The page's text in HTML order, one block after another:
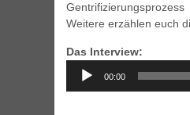
Weitere erzählen euch
Das Interview:
Audio
Player
00:00